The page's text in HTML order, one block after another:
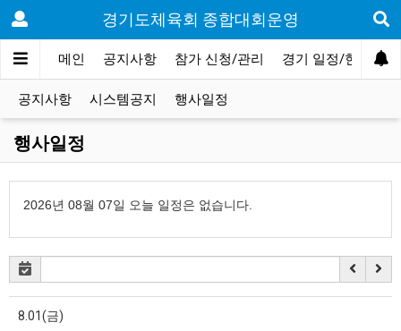
경기도체육회 종합대회운영
메인 공지사항 참가 신청/관리 경기 일정/현황
공지사항 시스템공지 행사일정
행사일정
2026년 08월 07일 오늘 일정은 없습니다.
8.01(금)